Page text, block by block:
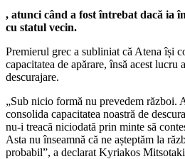
, atunci când a fost întrebat dacă ia
cu statul vecin.
Premierul grec a subliniat că Atena își
capacitatea de apărare, însă acest lucru
descurajare.
„Sub nicio formă nu prevedem război.
consolida capacitatea noastră de
nu-i treacă niciodată prin minte să
Asta nu înseamnă că ne așteptăm la
probabil”, a declarat Kyriakos